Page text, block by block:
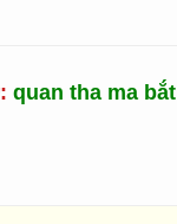
quan tha ma bắt